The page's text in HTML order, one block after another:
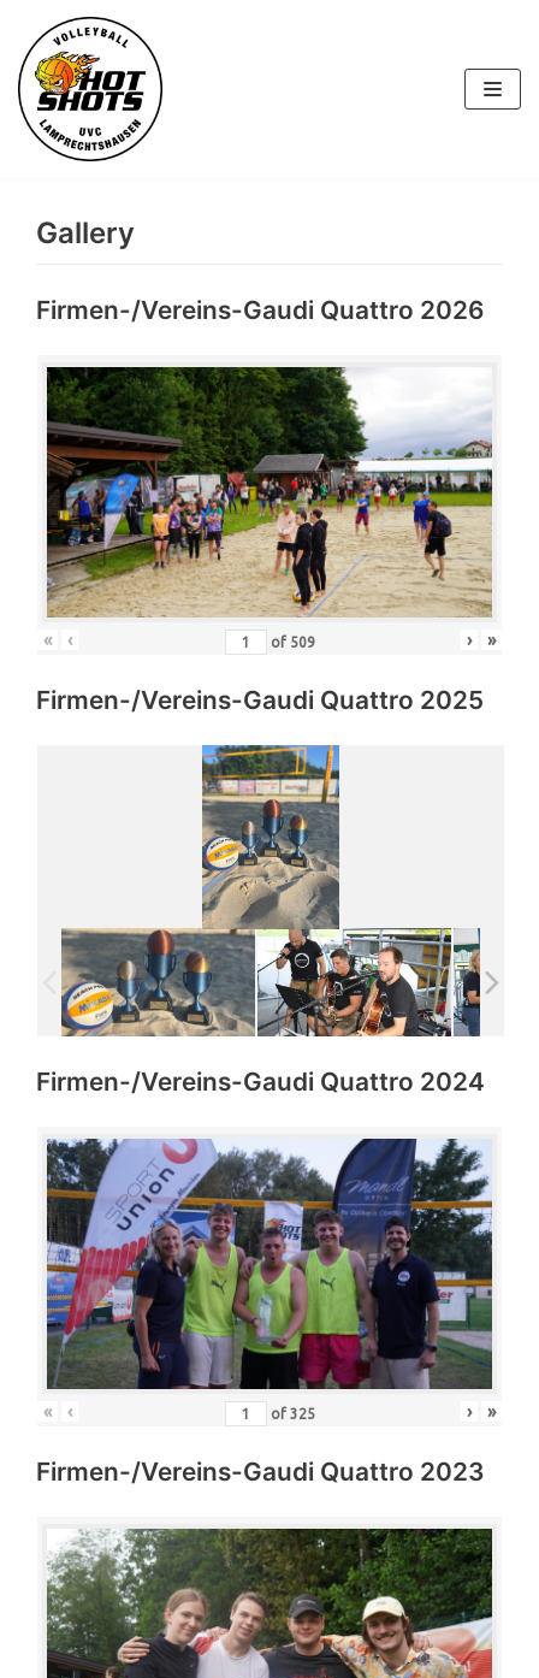
Skip
to
content
Gallery
Firmen-/Vereins-Gaudi Quattro 2026
« ‹ of 509 › »
Firmen-/Vereins-Gaudi Quattro 2025
Firmen-/Vereins-Gaudi Quattro 2024
« ‹ of 325 › »
Firmen-/Vereins-Gaudi Quattro 2023